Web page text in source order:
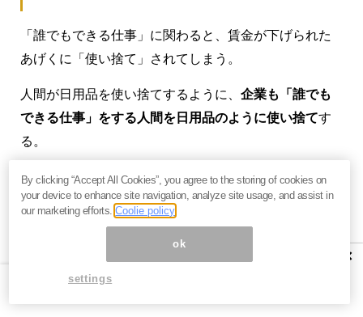
「誰でもできる仕事」に関わると、賃金が下げられた
あげくに「使い捨て」されてしまう。
人間が日用品を使い捨てするように、 企業も「誰でも
できる仕事」をする人間を日用品のように使い捨てす
る。
他の人で代替可能な仕事をしている人はコモディティ
化する。
くよく考えれば冷徹な発想だが、企業は人間を「人
材」と言って材料のように扱っているのだから、明ら
かに冷徹な発想で人間を扱っている。
×
By clicking “Accept All Cookies”, you agree to the storing of cookies on
your device to enhance site navigation, analyze site usage, and assist in
our marketing efforts.Coolie policy
ok
settings